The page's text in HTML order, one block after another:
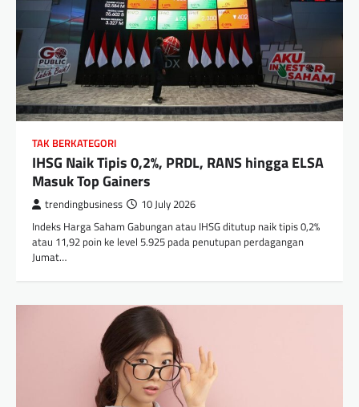
TAK BERKATEGORI
IHSG Naik Tipis 0,2%, PRDL, RANS hingga ELSA
Masuk Top Gainers
trendingbusiness 10 July 2026
Indeks Harga Saham Gabungan atau IHSG ditutup naik tipis 0,2%
atau 11,92 poin ke level 5.925 pada penutupan perdagangan
Jumat…